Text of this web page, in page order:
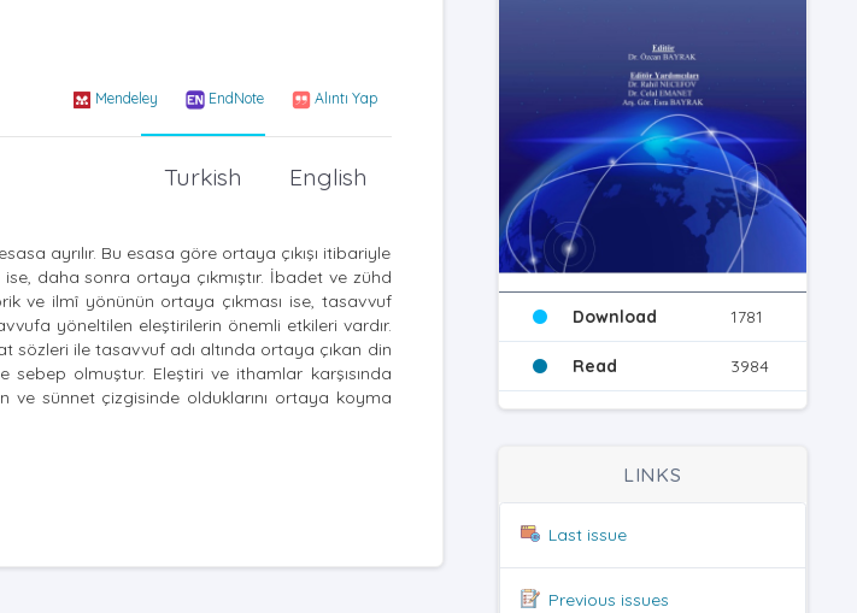
Mendeley EndNote Alıntı Yap
English
Turkish
ayrılır. Bu esasa göre ortaya çıkışı itibariyle
daha sonra ortaya çıkmıştır. İbadet ve zühd
ve ilmî yönünün ortaya çıkması ise, tasavvuf
yöneltilen eleştirilerin önemli etkileri vardır.
sözleri ile tasavvuf adı altında ortaya çıkan din
sebep olmuştur. Eleştiri ve ithamlar karşısında
ve sünnet çizgisinde olduklarını ortaya koyma
Download 1781
Read 3984
LINKS
Last issue
Previous issues